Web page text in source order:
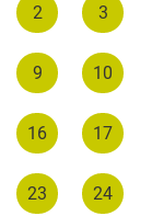
2 3
9 10
16 17
23 24